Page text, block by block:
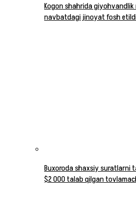
Kogon shahrida giyohvandlik
navbatdagi jinoyat fosh
Buxoroda shaxsiy suratlarni
$2 000 talab qilgan